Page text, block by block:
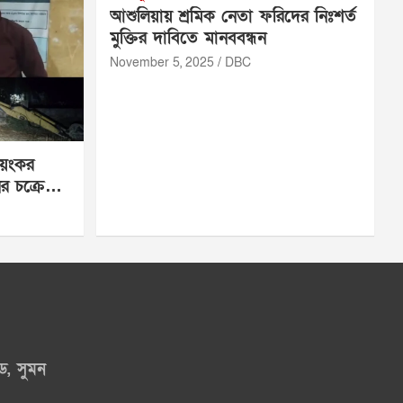
চক্রে
আশুলিয়ায় শ্রমিক নেতা ফরিদের নিঃশর্ত
মুক্তির দাবিতে মানববন্ধন
November 5, 2025 DBC
সুমন